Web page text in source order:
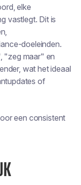
elke
vastlegt. Dit is
doeleinden.
"zeg maar" en
wat het ideaal
of
een consistent